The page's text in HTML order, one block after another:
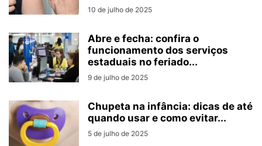
10 de julho de 2025
Abre e fecha: confira o
funcionamento dos serviços
estaduais no feriado...
9 de julho de 2025
Chupeta na infância: dicas de até
quando usar e como evitar...
5 de julho de 2025